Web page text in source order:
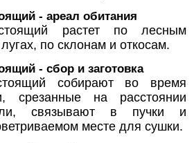
- ареал обитания
растет по лесным
по склонам и откосам.
- сбор и заготовка
собирают во время
срезанные на расстоянии
связывают в пучки и
месте для сушки.